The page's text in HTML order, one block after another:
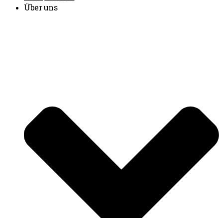
Über uns